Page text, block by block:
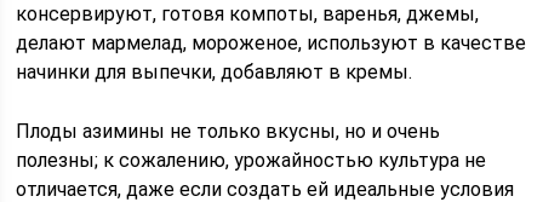
консервируют, готовя компоты, варенья, джемы,
делают мармелад, мороженое, используют в качестве
начинки для выпечки, добавляют в кремы.
Плоды азимины не только вкусны, но и очень
полезны; к сожалению, урожайностью культура не
отличается, даже если создать ей идеальные условия